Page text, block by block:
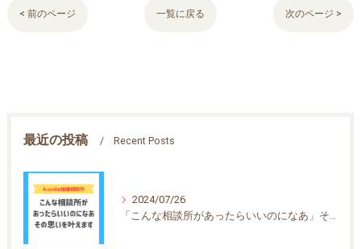
< 前のページ 一覧に戻る 次のページ >
最近の投稿 Recent Posts
2024/07/26